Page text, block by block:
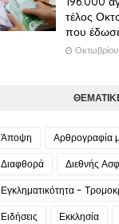
τέλος
που
Άποψη Αρθρογραφία
Διαφθορά
Διεθνής
Εγκληματικότητα -
Ειδήσεις
Εκκλησία